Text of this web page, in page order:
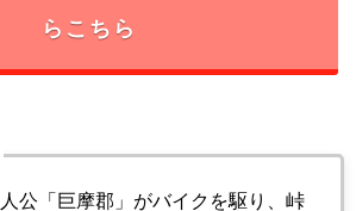
らこちら
公「巨摩郡」がバイクを駆り、峠